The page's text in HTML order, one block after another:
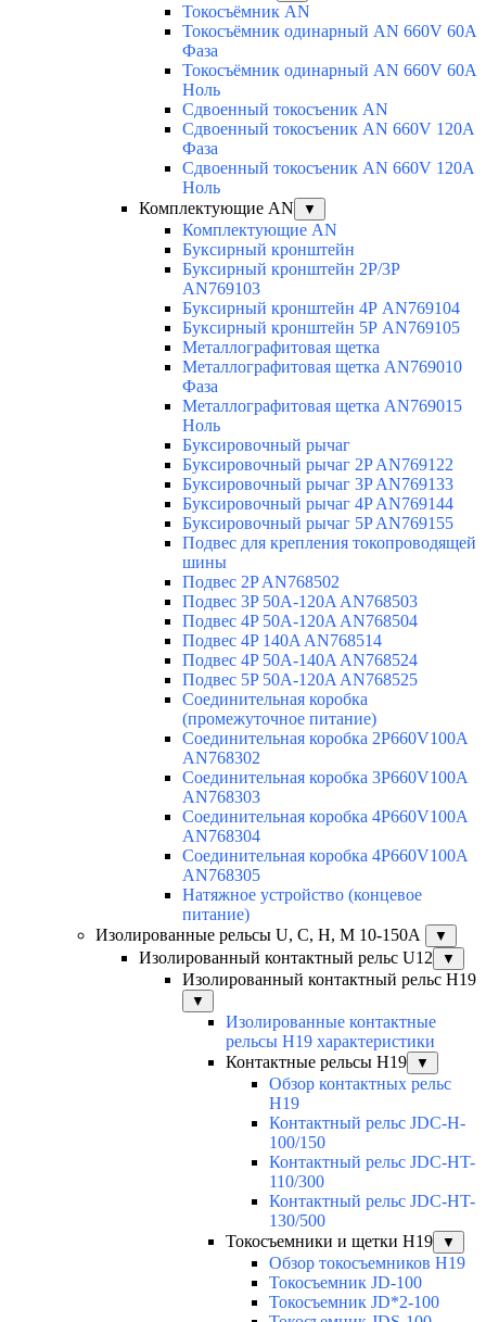
Токосъёмник AN
Токосъёмник одинарный AN 660V 60A
Фаза
Токосъёмник одинарный AN 660V 60A
Ноль
Сдвоенный токосъеник AN
Сдвоенный токосъеник AN 660V 120A
Фаза
Сдвоенный токосъеник AN 660V 120A
Ноль
Комплектующие AN
▼
Комплектующие AN
Буксирный кронштейн
Буксирный кронштейн 2Р/3Р
AN769103
Буксирный кронштейн 4Р AN769104
Буксирный кронштейн 5Р AN769105
Металлографитовая щетка
Металлографитовая щетка AN769010
Фаза
Металлографитовая щетка AN769015
Ноль
Буксировочный рычаг
Буксировочный рычаг 2P AN769122
Буксировочный рычаг 3P AN769133
Буксировочный рычаг 4P AN769144
Буксировочный рычаг 5P AN769155
Подвес для крепления токопроводящей
шины
Подвес 2P AN768502
Подвес 3P 50A-120A AN768503
Подвес 4P 50A-120A AN768504
Подвес 4P 140A AN768514
Подвес 4P 50A-140A AN768524
Подвес 5P 50A-120A AN768525
Соединительная коробка
(промежуточное питание)
Соединительная коробка 2P660V100A
AN768302
Соединительная коробка 3P660V100A
AN768303
Соединительная коробка 4P660V100A
AN768304
Соединительная коробка 4P660V100A
AN768305
Натяжное устройство (концевое
питание)
Изолированные рельсы U, C, H, M 10-150А
▼
Изолированный контактный рельс U12 ▼
Изолированный контактный рельс Н19
▼
Изолированные контактные
рельсы Н19 характеристики
Контактные рельсы H19
▼
Обзор контактных рельс
H19
Контактный рельс JDC-H-
100/150
Контактный рельс JDC-HT-
110/300
Контактный рельс JDC-HT-
130/500
Токосъемники и щетки H19
▼
Обзор токосъемников H19
Токосъемник JD-100
Токосъемник JD*2-100